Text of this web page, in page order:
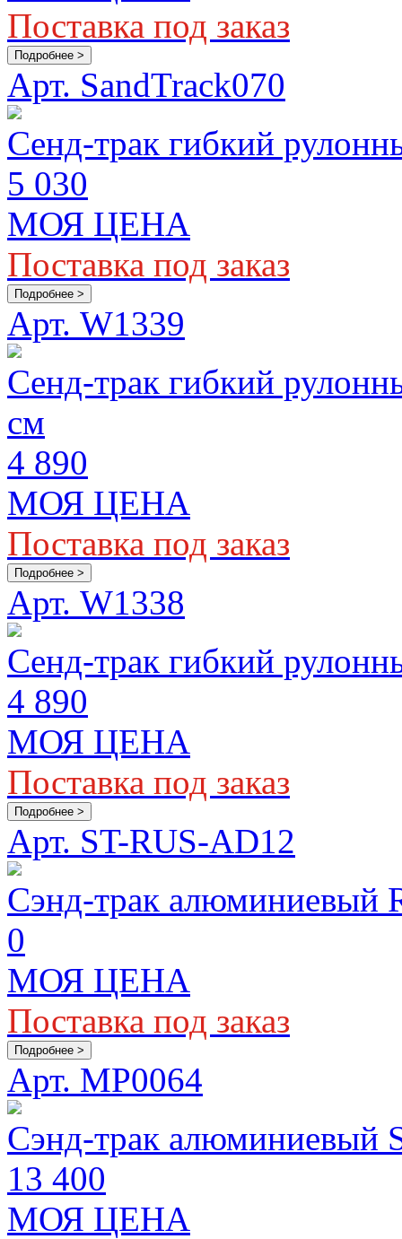
Поставка под заказ
Подробнее >
Арт. SandTrack070
Сенд-трак гибкий
5 030
МОЯ ЦЕНА
Поставка под заказ
Подробнее >
Арт. W1339
Сенд-трак гибкий
см
4 890
МОЯ ЦЕНА
Поставка под заказ
Подробнее >
Арт. W1338
Сенд-трак гибкий
4 890
МОЯ ЦЕНА
Поставка под заказ
Подробнее >
Арт. ST-RUS-AD12
Сэнд-трак алюминиевый
0
МОЯ ЦЕНА
Поставка под заказ
Подробнее >
Арт. MP0064
Сэнд-трак алюминиевый
13 400
МОЯ ЦЕНА